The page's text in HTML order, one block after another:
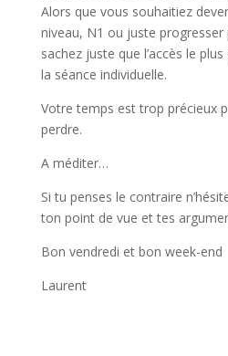
Alors que vous souhaitiez
niveau, N1 ou juste
sachez juste que l’accès le
la séance individuelle.
Votre temps est trop précieux
perdre.
A méditer…
Si tu penses le contraire
ton point de vue et tes
Bon vendredi et bon week-end
Laurent